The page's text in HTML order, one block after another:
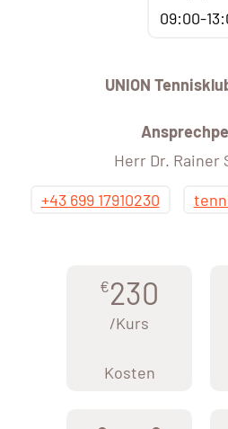
09:00-
UNION
Herr Dr. Rainer
+43 699 17910230
€230
/Kurs
Kosten